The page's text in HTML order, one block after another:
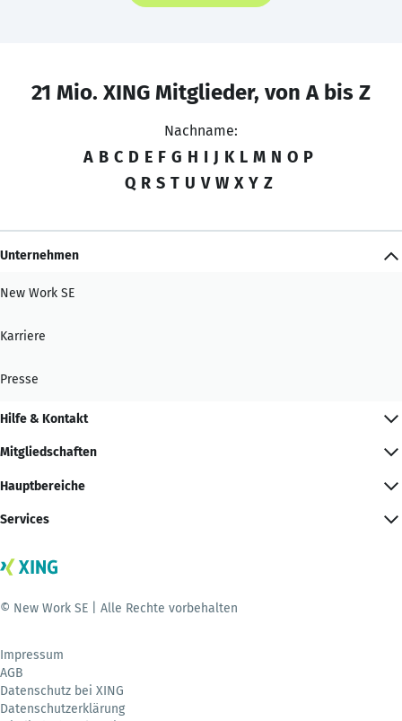
21 Mio. XING Mitglieder, von A bis Z
Nachname:
A B C D E F G H I J K L M N O P
Q R S T U V W X Y Z
Unternehmen
New Work SE
Karriere
Presse
Hilfe & Kontakt
Mitgliedschaften
Hauptbereiche
Services
© New Work SE | Alle Rechte vorbehalten
Impressum
AGB
Datenschutz bei XING
Datenschutzerklärung